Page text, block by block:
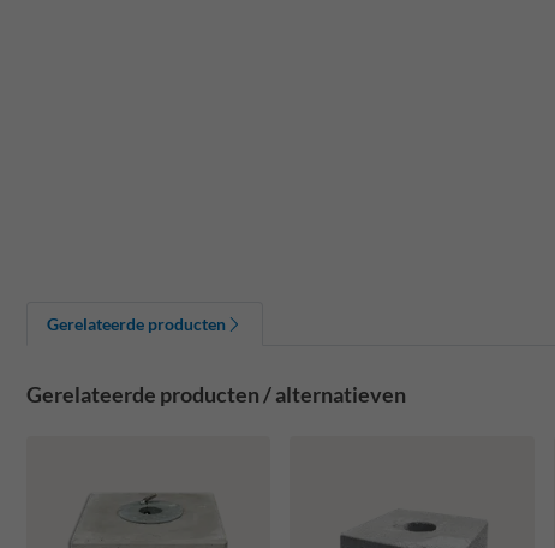
Gerelateerde producten
Gerelateerde producten / alternatieven